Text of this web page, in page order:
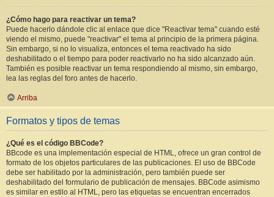
¿Cómo hago para reactivar un tema?
Puede hacerlo dándole clic al enlace que dice "Reactivar tema" cuando esté
viendo el mismo, puede "reactivar" el tema al principio de la primera página.
Sin embargo, si no lo visualiza, entonces el tema reactivado ha sido
deshabilitado o el tiempo para poder reactivarlo no ha sido alcanzado aún.
También es posible reactivar un tema respondiendo al mismo, sin embargo,
lea las reglas del foro antes de hacerlo.
Arriba
Formatos y tipos de temas
¿Qué es el código BBCode?
BBcode es una implementación especial de HTML, ofrece un gran control de
formato de los objetos particulares de las publicaciones. El uso de BBCode
debe ser habilitado por la administración, pero también puede ser
deshabilitado del formulario de publicación de mensajes. BBCode asimismo
es similar en estilo al HTML, pero las etiquetas se encuentran encerrados